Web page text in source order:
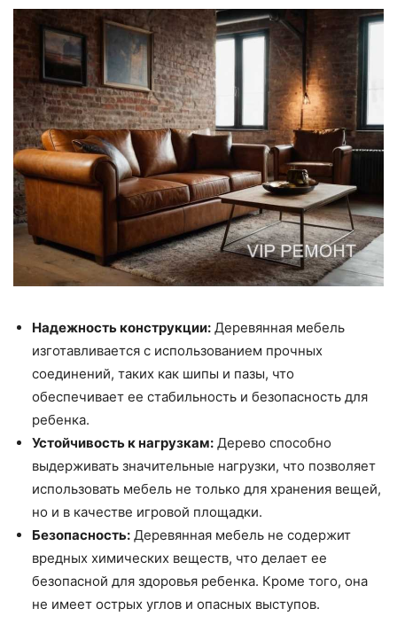
Надежность конструкции: Деревянная мебель
изготавливается с использованием прочных
соединений, таких как шипы и пазы, что
обеспечивает ее стабильность и безопасность для
ребенка.
Устойчивость к нагрузкам: Дерево способно
выдерживать значительные нагрузки, что позволяет
использовать мебель не только для хранения вещей,
но и в качестве игровой площадки.
Безопасность: Деревянная мебель не содержит
вредных химических веществ, что делает ее
безопасной для здоровья ребенка. Кроме того, она
не имеет острых углов и опасных выступов.